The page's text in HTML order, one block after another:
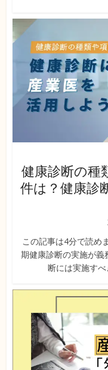
健康診断の種
件は？健康診
この記事は4分で読め
期健康診断の実施が
断には実施す